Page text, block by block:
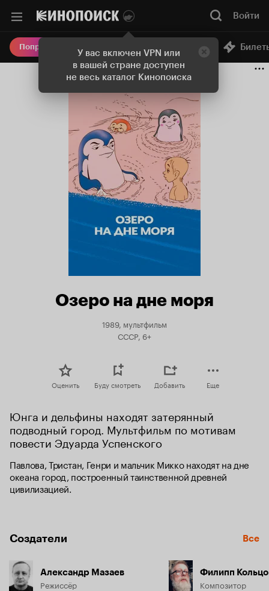
У вас включен VPN или
в вашей стране доступен
не весь каталог Кинопоиска
Войти
Попробовать Плюс Онлайн-кинотеатр
Озеро на дне моря
1989, мультфильм
СССР, 6+
Оценить Буду смотреть Добавить Еще
Юнга и дельфины находят затерянный
подводный город. Мультфильм по мотивам
повести Эдуарда Успенского
Павлова, Тристан, Генри и мальчик Микко находят на дне
океана город, построенный таинственной древней
цивилизацией.
Создатели Все
Александр Мазаев
Режиссёр
Филипп
Композитор